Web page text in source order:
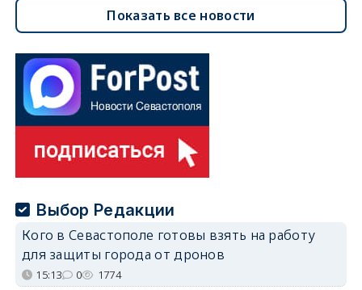
Показать все новости
Выбор Редакции
Кого в Севастополе готовы взять на работу
для защиты города от дронов
15:13 0 1774